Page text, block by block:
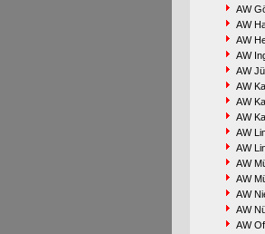
AW
AW
AW
AW
AW
AW
AW
AW
AW
AW
AW
AW
AW
AW
AW